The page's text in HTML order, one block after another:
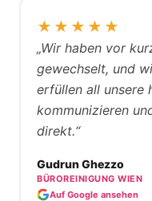
★★★★★
„Wir haben vor
gewechselt, und
erfüllen all unsere
kommunizieren
direkt.“
Gudrun Ghezzo
BÜROREINIGUNG WIEN
Auf Google ansehen